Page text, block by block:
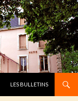
LES BULLETINS